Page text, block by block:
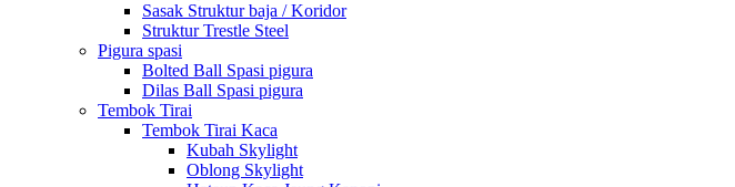
Sasak Struktur baja / Koridor
Struktur Trestle Steel
Pigura spasi
Bolted Ball Spasi pigura
Dilas Ball Spasi pigura
Tembok Tirai
Tembok Tirai Kaca
Kubah Skylight
Oblong Skylight